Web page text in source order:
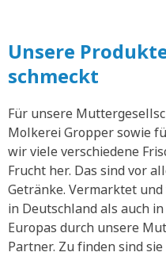
Unsere
schmeckt
Für unsere
Molkerei Gropper sowie
wir viele verschiedene
Frucht her. Das sind vor
Getränke. Vermarktet
in Deutschland als auch
Europas durch unsere
Partner. Zu finden sind